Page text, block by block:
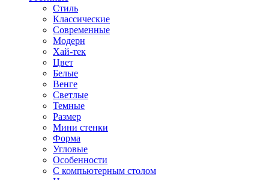
Стиль
Классические
Современные
Модерн
Хай-тек
Цвет
Белые
Венге
Светлые
Темные
Размер
Мини стенки
Форма
Угловые
Особенности
С компьютерным столом